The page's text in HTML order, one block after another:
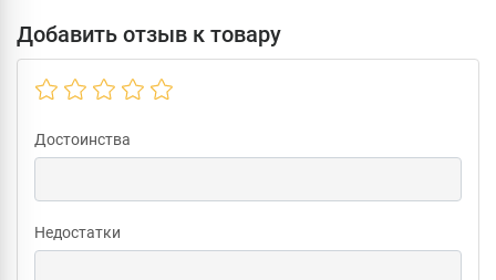
Добавить отзыв к товару
Достоинства
Недостатки